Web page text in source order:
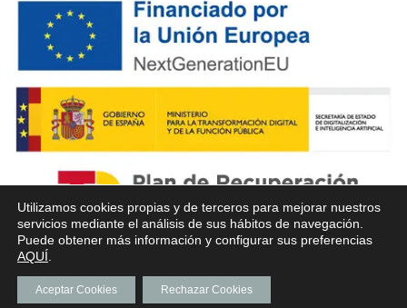
Utilizamos cookies propias y de terceros para mejorar nuestros
servicios mediante el análisis de sus hábitos de navegación.
Puede obtener más información y configurar sus preferencias
AQUÍ
Aceptar Cookies Rechazar Cookies